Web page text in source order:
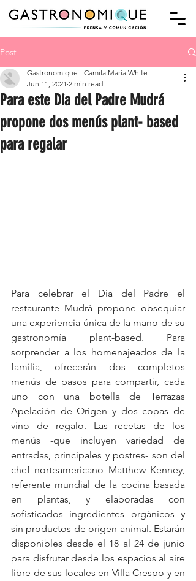
Post
Para este Dia del Padre Mudrá
propone dos menús plant- based
para regalar
Gastronomique - Camila María White
Jun 11, 2021 2 min read
Para celebrar el Día del Padre el
restaurante Mudrá propone obsequiar
una experiencia única de la mano de su
gastronomía plant-based. Para
sorprender a los homenajeados de la
familia, ofrecerán dos completos
menús de pasos para compartir, cada
uno con una botella de Terrazas
Apelación de Origen y dos copas de
vino de regalo. Las recetas de los
menús -que incluyen variedad de
entradas, principales y postres- son del
chef norteamericano Matthew Kenney,
referente mundial de la cocina basada
en plantas, y elaboradas con
sofisticados ingredientes orgánicos y
sin productos de origen animal. Estarán
disponibles desde el 18 al 24 de junio
para disfrutar desde los espacios al aire
libre de sus locales en Villa Crespo y en